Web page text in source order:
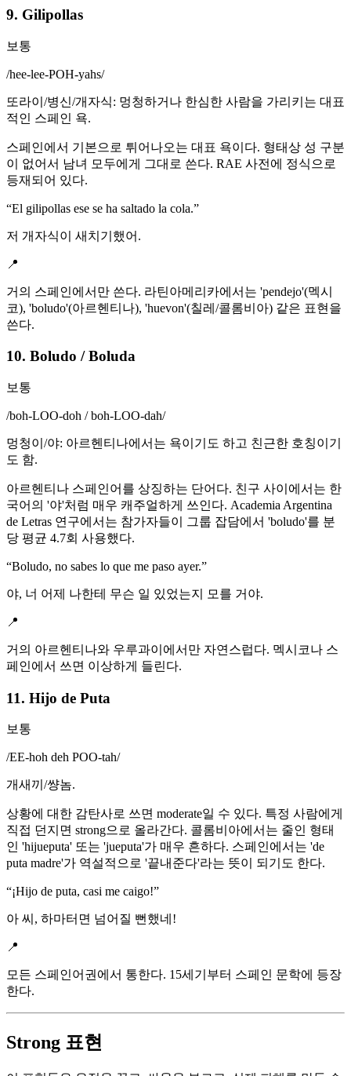
9. Gilipollas
보통
/hee-lee-POH-yahs/
또라이/병신/개자식: 멍청하거나 한심한 사람을 가리키는 대표
적인 스페인 욕.
스페인에서 기본으로 튀어나오는 대표 욕이다. 형태상 성 구분
이 없어서 남녀 모두에게 그대로 쓴다. RAE 사전에 정식으로
등재되어 있다.
“El gilipollas ese se ha saltado la cola.”
저 개자식이 새치기했어.
📍
거의 스페인에서만 쓴다. 라틴아메리카에서는 'pendejo'(멕시
코), 'boludo'(아르헨티나), 'huevon'(칠레/콜롬비아) 같은 표현을
쓴다.
10. Boludo / Boluda
보통
/boh-LOO-doh / boh-LOO-dah/
멍청이/야: 아르헨티나에서는 욕이기도 하고 친근한 호칭이기
도 함.
아르헨티나 스페인어를 상징하는 단어다. 친구 사이에서는 한
국어의 '야'처럼 매우 캐주얼하게 쓰인다. Academia Argentina
de Letras 연구에서는 참가자들이 그룹 잡담에서 'boludo'를 분
당 평균 4.7회 사용했다.
“Boludo, no sabes lo que me paso ayer.”
야, 너 어제 나한테 무슨 일 있었는지 모를 거야.
📍
거의 아르헨티나와 우루과이에서만 자연스럽다. 멕시코나 스
페인에서 쓰면 이상하게 들린다.
11. Hijo de Puta
보통
/EE-hoh deh POO-tah/
개새끼/썅놈.
상황에 대한 감탄사로 쓰면 moderate일 수 있다. 특정 사람에게
직접 던지면 strong으로 올라간다. 콜롬비아에서는 줄인 형태
인 'hijueputa' 또는 'jueputa'가 매우 흔하다. 스페인에서는 'de
puta madre'가 역설적으로 '끝내준다'라는 뜻이 되기도 한다.
“¡Hijo de puta, casi me caigo!”
아 씨, 하마터면 넘어질 뻔했네!
📍
모든 스페인어권에서 통한다. 15세기부터 스페인 문학에 등장
한다.
Strong 표현